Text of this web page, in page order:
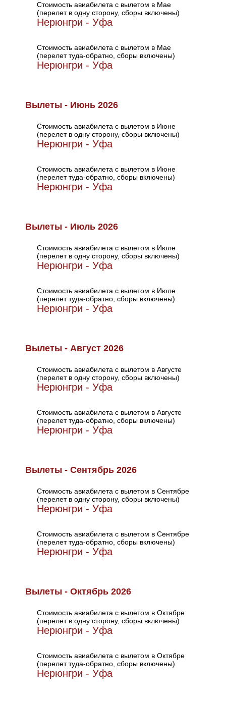
Стоимость авиабилета с вылетом в Мае
(перелет в одну сторону, сборы включены)
Нерюнгри - Уфа
Стоимость авиабилета с вылетом в Мае
(перелет туда-обратно, сборы включены)
Нерюнгри - Уфа
Вылеты - Июнь 2026
Стоимость авиабилета с вылетом в Июне
(перелет в одну сторону, сборы включены)
Нерюнгри - Уфа
Стоимость авиабилета с вылетом в Июне
(перелет туда-обратно, сборы включены)
Нерюнгри - Уфа
Вылеты - Июль 2026
Стоимость авиабилета с вылетом в Июле
(перелет в одну сторону, сборы включены)
Нерюнгри - Уфа
Стоимость авиабилета с вылетом в Июле
(перелет туда-обратно, сборы включены)
Нерюнгри - Уфа
Вылеты - Август 2026
Стоимость авиабилета с вылетом в Августе
(перелет в одну сторону, сборы включены)
Нерюнгри - Уфа
Стоимость авиабилета с вылетом в Августе
(перелет туда-обратно, сборы включены)
Нерюнгри - Уфа
Вылеты - Сентябрь 2026
Стоимость авиабилета с вылетом в Сентябре
(перелет в одну сторону, сборы включены)
Нерюнгри - Уфа
Стоимость авиабилета с вылетом в Сентябре
(перелет туда-обратно, сборы включены)
Нерюнгри - Уфа
Вылеты - Октябрь 2026
Стоимость авиабилета с вылетом в Октябре
(перелет в одну сторону, сборы включены)
Нерюнгри - Уфа
Стоимость авиабилета с вылетом в Октябре
(перелет туда-обратно, сборы включены)
Нерюнгри - Уфа